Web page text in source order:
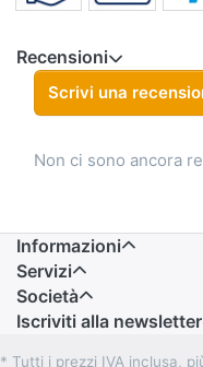
Recensioni
Scrivi una
Non ci sono ancora
Informazioni
Servizi
Società
Iscriviti alla newsletter
* Tutti i prezzi IVA inclusa,